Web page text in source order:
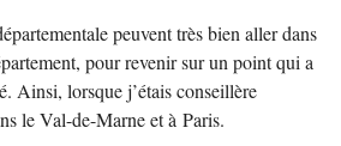
peuvent très bien aller dans
pour revenir sur un point qui a
Ainsi, lorsque j’étais conseillère
le Val-de-Marne et à Paris.